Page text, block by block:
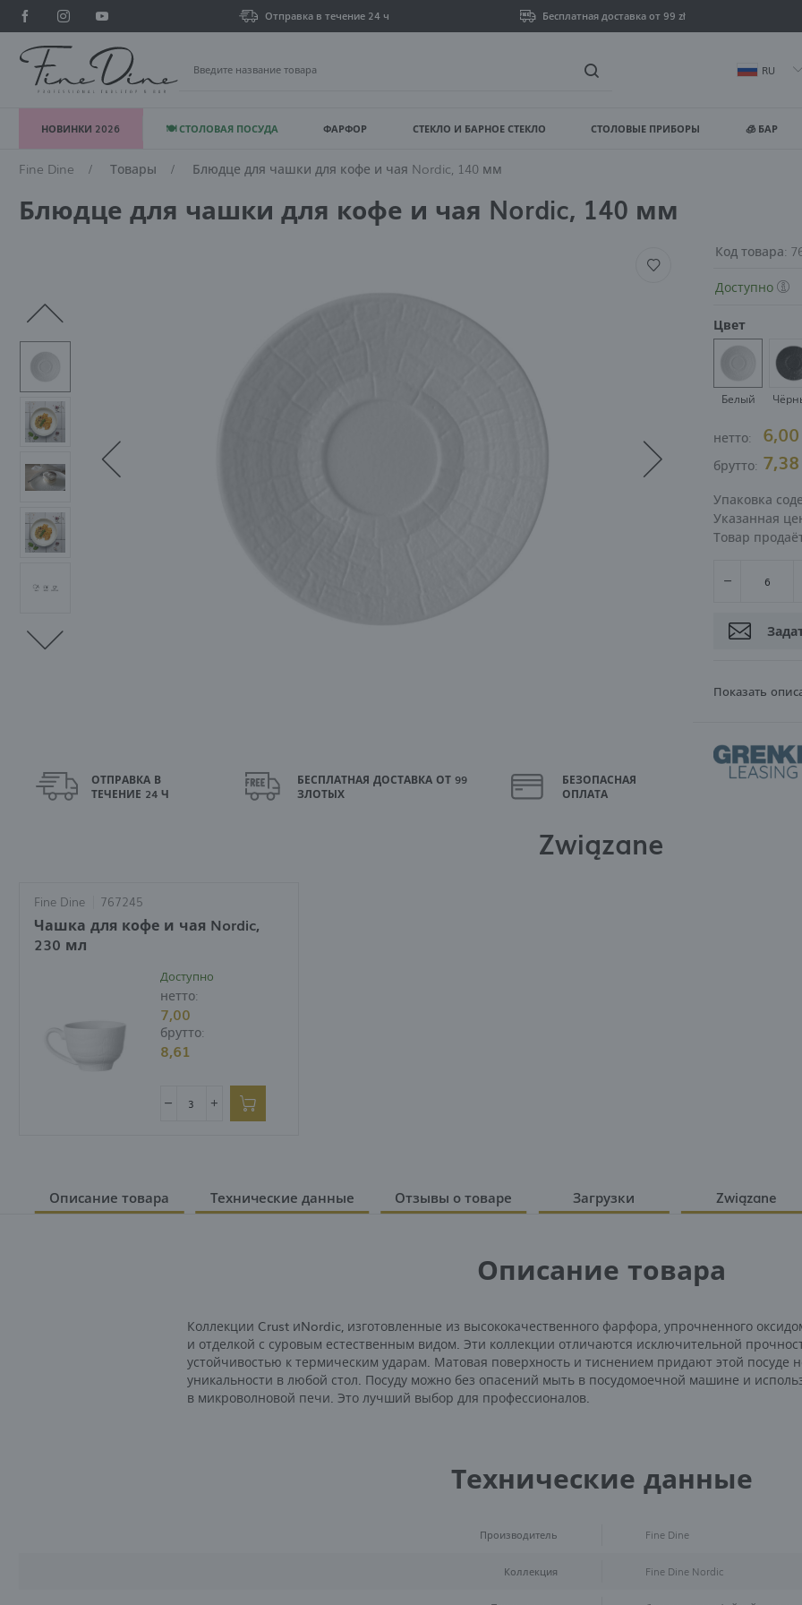
Отправка в течение 24 ч Бесплатная доставка от 99 zł
RU
Войти
Забыли пароль?
ВЫ ПОЛУЧИТЕ
просмотр истории
нет необходимости
возможность
НОВИНКИ 2026 🍽 СТОЛОВАЯ ПОСУДА ФАРФОР СТЕКЛО И БАРНОЕ СТЕКЛО СТОЛОВЫЕ ПРИБОРЫ 🧊 БАР
Fine Dine Товары Блюдце для чашки для кофе и чая Nordic, 140 мм
Блюдце для чашки для кофе и чая Nordic, 140 мм
ОТПРАВКА В
ТЕЧЕНИЕ 24 Ч
БЕСПЛАТНАЯ ДОСТАВКА ОТ 99
ЗЛОТЫХ
БЕЗОПАСНАЯ
ОПЛАТА
Код товара:
Доступно
Цвет
Белый
нетто:
брутто:
Упаковка
Указанная
Товар
Показать
Związane
Fine Dine 767245
Чашка для кофе и чая Nordic,
230 мл
Доступно
нетто:
7,00
брутто:
8,61
Описание товара Технические данные Отзывы о товаре Загрузки Związane
Описание товара
Коллекции Crust иNordic, изготовленные из высококачественного фарфора, упрочненного
и отделкой с суровым естественным видом. Эти коллекции отличаются исключительной
устойчивостью к термическим ударам. Матовая поверхность и тиснением придают этой
уникальности в любой стол. Посуду можно без опасений мыть в посудомоечной машине и
в микроволновой печи. Это лучший выбор для профессионалов.
Технические данные
Производитель Fine Dine
Коллекция Fine Dine Nordic